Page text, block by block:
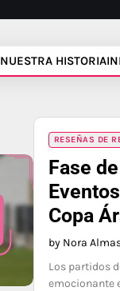
NUESTRA HISTORIA
RESEÑAS DE
Fase
Copa
by Nora
Los partidos
emocionante